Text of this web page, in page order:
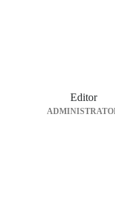
Editor